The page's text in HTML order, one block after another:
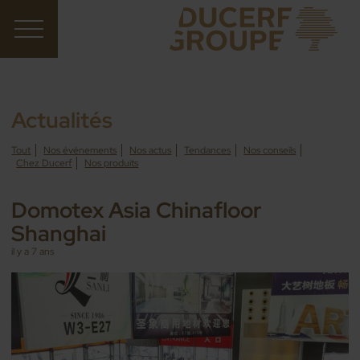
Actualités
Tout Nos événements Nos actus Tendances
Nos conseils
Chez Ducerf
Nos produits
Domotex Asia Chinafloor
Shanghai
il y a 7 ans